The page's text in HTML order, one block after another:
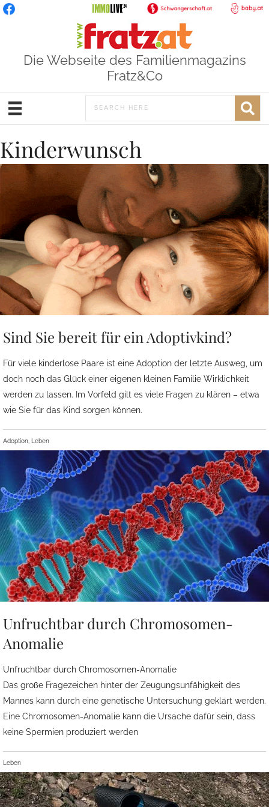
Die Webseite des Familienmagazins
Fratz&Co
Kinderwunsch
Sind Sie bereit für ein Adoptivkind?
Für viele kinderlose Paare ist eine Adoption der letzte Ausweg, um
doch noch das Glück einer eigenen kleinen Familie Wirklichkeit
werden zu lassen. Im Vorfeld gilt es viele Fragen zu klären – etwa
wie Sie für das Kind sorgen können.
Adoption, Leben
Unfruchtbar durch Chromosomen-
Anomalie
Unfruchtbar durch Chromosomen-Anomalie
Das große Fragezeichen hinter der Zeugungsunfähigkeit des
Mannes kann durch eine genetische Untersuchung geklärt werden.
Eine Chromosomen-Anomalie kann die Ursache dafür sein, dass
keine Spermien produziert werden
Leben